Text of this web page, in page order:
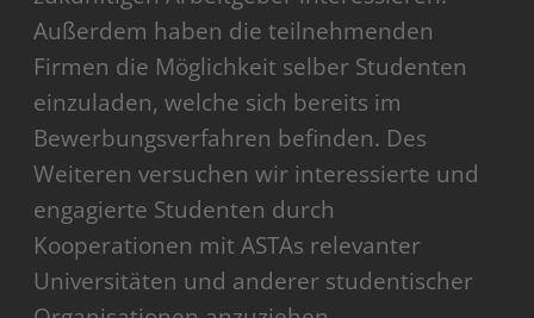
Außerdem haben die teilnehmenden
Firmen die Möglichkeit selber Studenten
einzuladen, welche sich bereits im
Bewerbungsverfahren befinden. Des
Weiteren versuchen wir interessierte und
engagierte Studenten durch
Kooperationen mit ASTAs relevanter
Universitäten und anderer studentischer